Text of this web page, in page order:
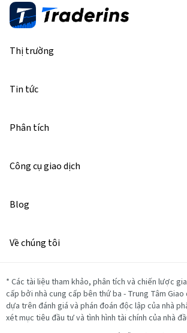
Thị trường
Tin tức
Phân tích
Công cụ giao dịch
Blog
Về chúng tôi
* Các tài liệu tham khảo, phân tích và chiến lược
cấp bởi nhà cung cấp bên thứ ba - Trung Tâm
dựa trên đánh giá và phán đoán độc lập của nhà
xét mục tiêu đầu tư và tình hình tài chính của nhà